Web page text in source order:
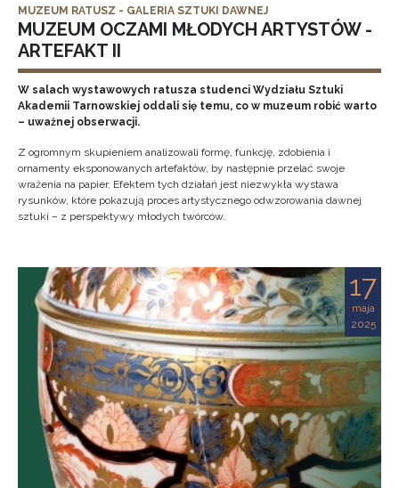
MUZEUM RATUSZ - GALERIA SZTUKI DAWNEJ
MUZEUM OCZAMI MŁODYCH ARTYSTÓW -
ARTEFAKT II
W salach wystawowych ratusza studenci Wydziału Sztuki
Akademii Tarnowskiej oddali się temu, co w muzeum robić warto
– uważnej obserwacji.
Z ogromnym skupieniem analizowali formę, funkcję, zdobienia i
ornamenty eksponowanych artefaktów, by następnie przelać swoje
wrażenia na papier. Efektem tych działań jest niezwykła wystawa
rysunków, które pokazują proces artystycznego odwzorowania dawnej
sztuki – z perspektywy młodych twórców.
17
maja
2025